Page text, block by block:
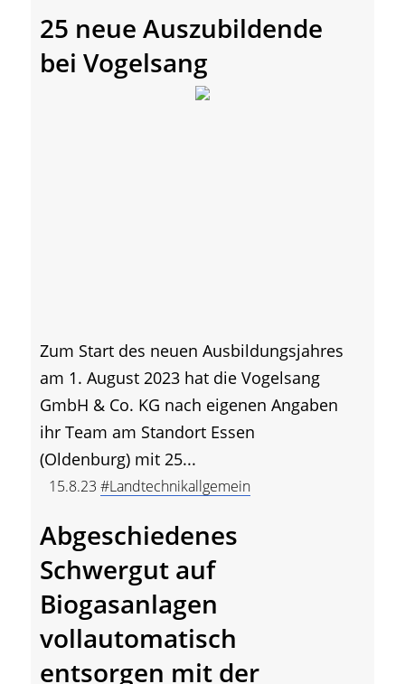
25 neue Auszubildende
bei Vogelsang
Zum Start des neuen Ausbildungsjahres
am 1. August 2023 hat die Vogelsang
GmbH & Co. KG nach eigenen Angaben
ihr Team am Standort Essen
(Oldenburg) mit 25...
15.8.23 #Landtechnikallgemein
Abgeschiedenes
Schwergut auf
Biogasanlagen
vollautomatisch
entsorgen mit der